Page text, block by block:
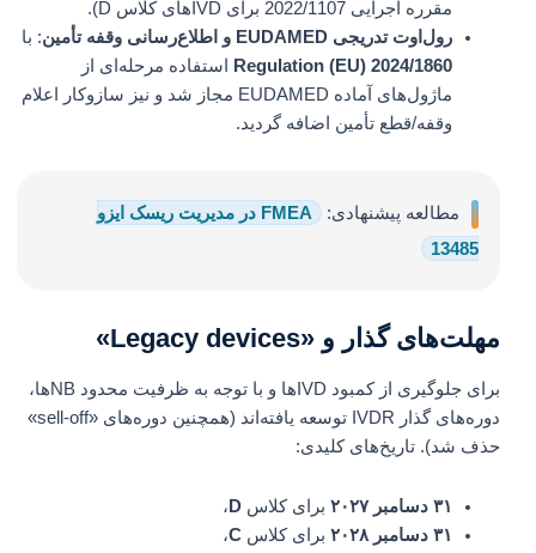
مقرره اجرایی 2022/1107 برای IVDهای کلاس D).
رول‌اوت تدریجی EUDAMED و اطلاع‌رسانی وقفه تأمین
: با
Regulation (EU) 2024/1860استفاده مرحله‌ای از
ماژول‌های آماده EUDAMED مجاز شد و نیز سازوکار اعلام
وقفه/قطع تأمین اضافه گردید.
مطالعه پیشنهادی:
FMEA در مدیریت ریسک ایزو
13485
مهلت‌های گذار و «Legacy devices»
برای جلوگیری از کمبود IVDها و با توجه به ظرفیت محدود NBها،
دوره‌های گذار IVDR توسعه یافته‌اند (همچنین دوره‌های «sell-off»
حذف شد). تاریخ‌های کلیدی:
۳۱ دسامبر ۲۰۲۷ برای کلاس D،
۳۱ دسامبر ۲۰۲۸
برای کلاس C،